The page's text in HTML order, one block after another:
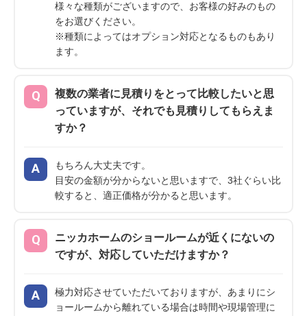
様々な種類がございますので、お客様の好みのもの
をお選びください。
※種類によってはオプション対応となるものもあり
ます。
複数の業者に見積りをとって比較したいと思
っていますが、それでも見積りしてもらえま
すか？
もちろん大丈夫です。
目安の金額が分からないと思いますで、3社ぐらい比
較すると、適正価格が分かると思います。
ニッカホームのショールームが近くにないの
ですが、対応していただけますか？
極力対応させていただいておりますが、あまりにシ
ョールームから離れている場合は時間や現場管理に